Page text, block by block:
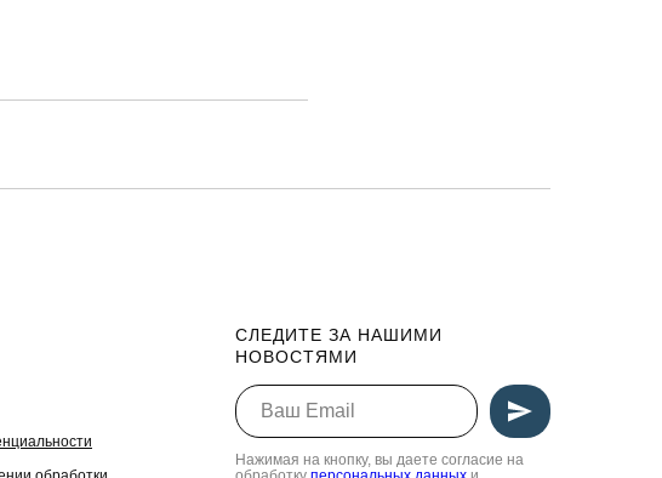
СЛЕДИТЕ ЗА НАШИМИ
НОВОСТЯМИ
Нажимая на кнопку, вы даете согласие на